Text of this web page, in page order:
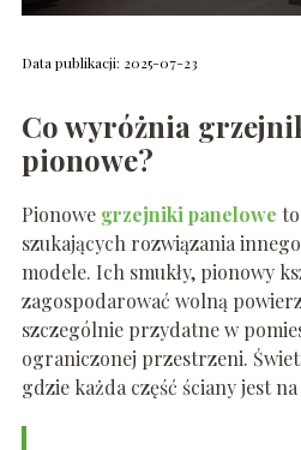
Data publikacji: 2025-07-23
Co wyróżnia
pionowe?
Pionowe grzejniki panelowe
szukających rozwiązania
modele. Ich smukły, pionowy
zagospodarować wolną
szczególnie przydatne w
ograniczonej przestrzeni.
gdzie każda część ściany jest na